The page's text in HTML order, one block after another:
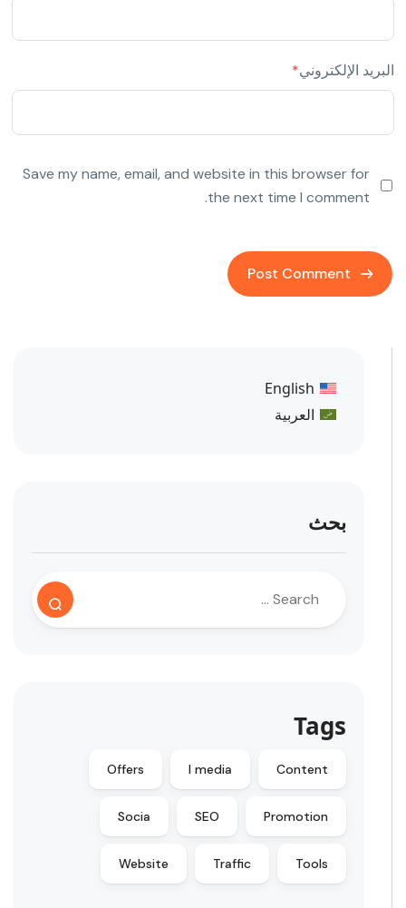
البريد الإلكتروني*
Save my name, email, and website in this browser for
the next time I comment.
English
العربية
بحث
Tags
Content
l media
Offers
Promotion
SEO
Socia
Tools
Traffic
Website